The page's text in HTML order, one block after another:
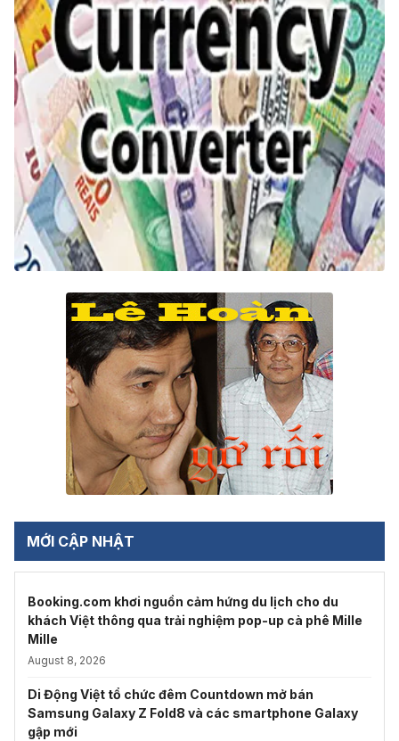
MỚI CẬP NHẬT
Booking.com khơi nguồn cảm hứng du lịch cho du
khách Việt thông qua trải nghiệm pop-up cà phê Mille
Mille
August 8, 2026
Di Động Việt tổ chức đêm Countdown mở bán
Samsung Galaxy Z Fold8 và các smartphone Galaxy
gập mới